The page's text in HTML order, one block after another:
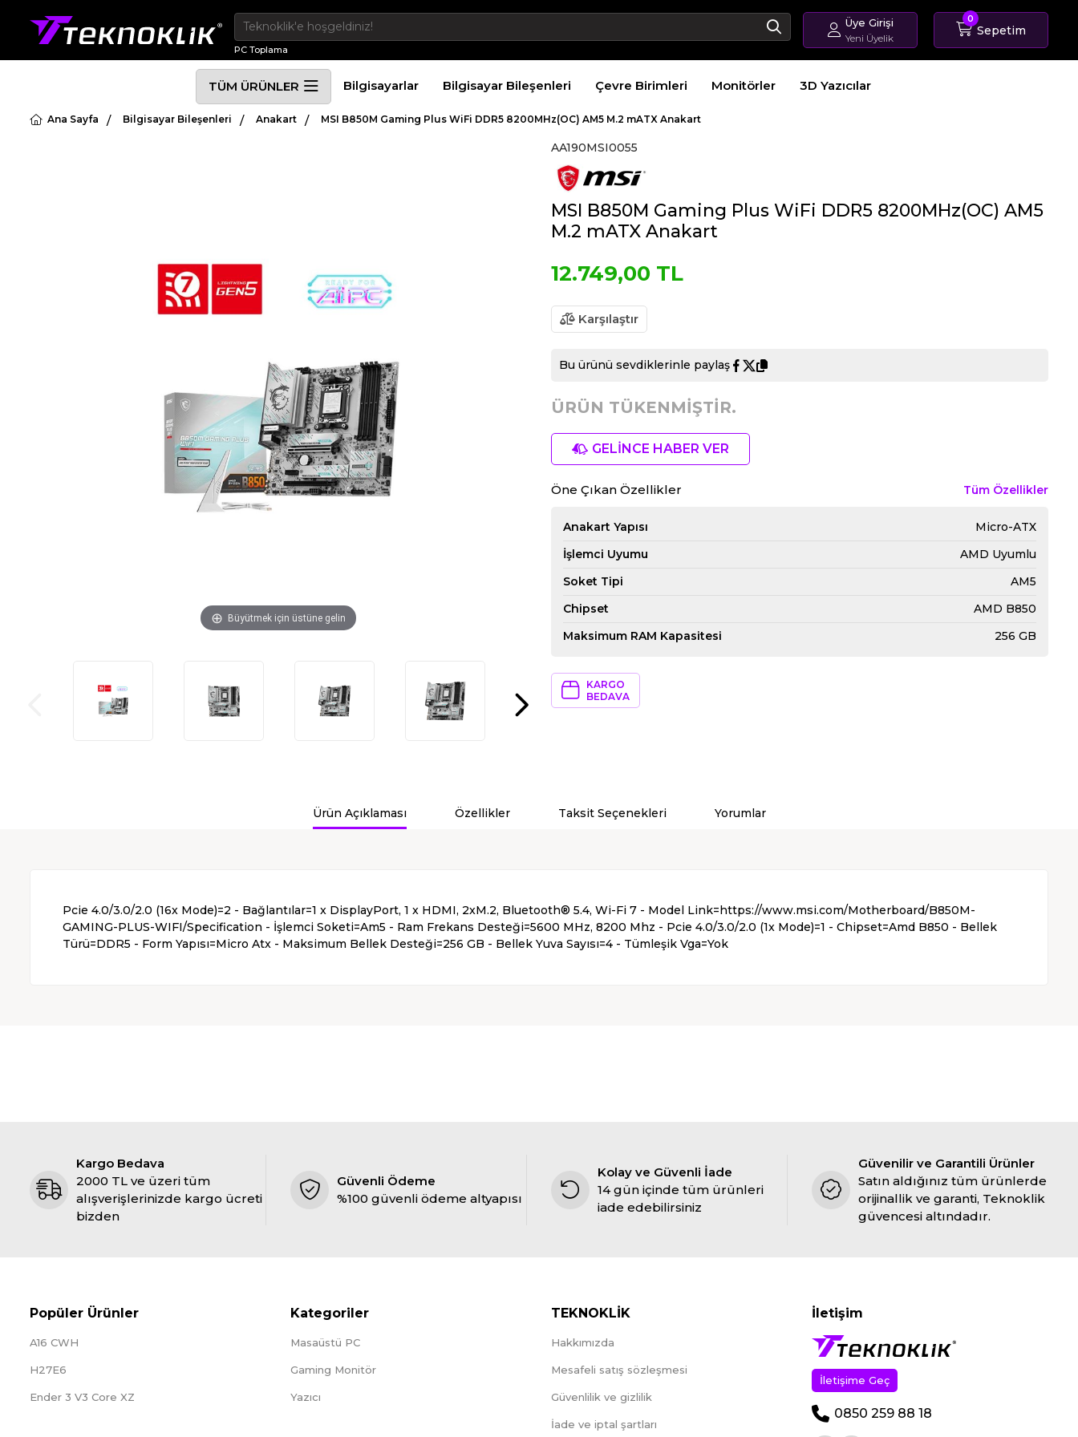
PC Toplama
Üye Girişi
Yeni Üyelik
Üye Ol
0
Sepetim
TÜM ÜRÜNLER Bilgisayarlar Bilgisayar Bileşenleri Çevre Birimleri Monitörler 3D Yazıcılar
Ana Sayfa Bilgisayar Bileşenleri Anakart MSI B850M Gaming Plus WiFi DDR5 8200MHz(OC) AM5 M.2 mATX Anakart
Büyütmek için üstüne gelin
AA190MSI0055
MSI B850M Gaming Plus WiFi DDR5 8200MHz(OC) AM5
M.2 mATX Anakart
12.749,00 TL
Karşılaştır
Bu ürünü sevdiklerinle paylaş
ÜRÜN TÜKENMİŞTİR.
GELİNCE HABER VER
Öne Çıkan Özellikler Tüm Özellikler
Anakart Yapısı
Micro-ATX
İşlemci Uyumu
AMD Uyumlu
Soket Tipi
AM5
Chipset
AMD B850
Maksimum RAM Kapasitesi
256 GB
KARGO
BEDAVA
Ürün Açıklaması Özellikler Taksit Seçenekleri Yorumlar
Pcie 4.0/3.0/2.0 (16x Mode)=2 - Bağlantılar=1 x DisplayPort, 1 x HDMI, 2xM.2, Bluetooth® 5.4, Wi-Fi 7 - Model Link=https://www.msi.com/Motherboard/B850M-
GAMING-PLUS-WIFI/Specification - İşlemci Soketi=Am5 - Ram Frekans Desteği=5600 MHz, 8200 Mhz - Pcie 4.0/3.0/2.0 (1x Mode)=1 - Chipset=Amd B850 - Bellek
Türü=DDR5 - Form Yapısı=Micro Atx - Maksimum Bellek Desteği=256 GB - Bellek Yuva Sayısı=4 - Tümleşik Vga=Yok
Kargo Bedava
2000 TL ve üzeri tüm
alışverişlerinizde kargo ücreti
bizden
Güvenli Ödeme
%100 güvenli ödeme altyapısı
Kolay ve Güvenli İade
14 gün içinde tüm ürünleri
iade edebilirsiniz
Güvenilir ve Garantili Ürünler
Satın aldığınız tüm ürünlerde
orijinallik ve garanti, Teknoklik
güvencesi altındadır.
Popüler Ürünler
A16 CWH
H27E6
Ender 3 V3 Core XZ
Kategoriler
Masaüstü PC
Gaming Monitör
Yazıcı
TEKNOKLİK
Hakkımızda
Mesafeli satış sözleşmesi
Güvenlilik ve gizlilik
İade ve iptal şartları
İletişim
İletişime Geç
0850 259 88 18